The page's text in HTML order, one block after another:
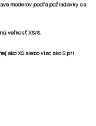
modelov podľa požiadavky sa
veľkosť XS/S.
ako XS alebo viac ako Spri